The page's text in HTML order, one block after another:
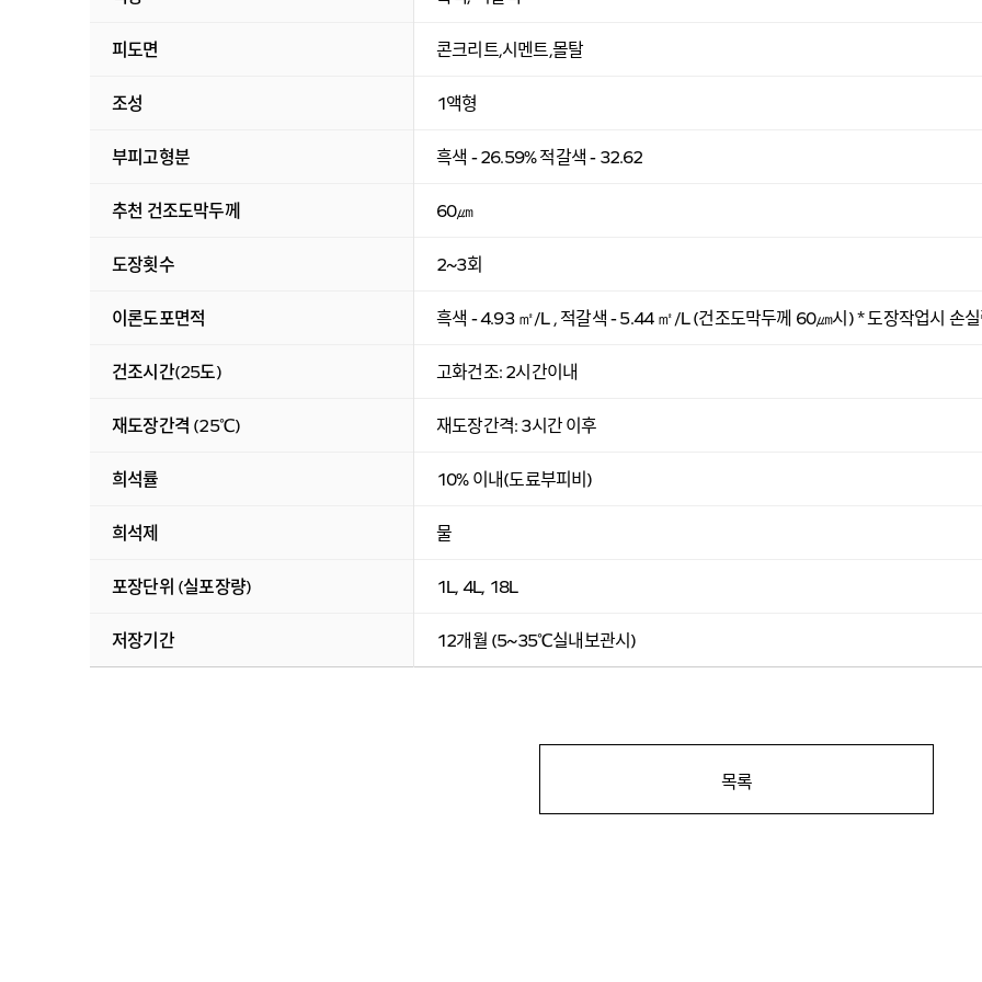
피도면 콘크리트,시멘트,몰탈
조성 1액형
부피고형분 흑색 - 26.59% 적갈색 - 32.62
추천 건조도막두께 60㎛
도장횟수 2~3회
이론도포면적 흑색 - 4.93 ㎡/L , 적갈색 - 5.44 ㎡/L (건조도막두께 60㎛시) * 도장작업시 손
건조시간(25도) 고화건조: 2시간이내
재도장간격 (25℃) 재도장간격: 3시간 이후
희석률 10% 이내(도료부피비)
희석제 물
포장단위 (실포장량) 1L, 4L, 18L
저장기간 12개월 (5~35℃실내보관시)
목록